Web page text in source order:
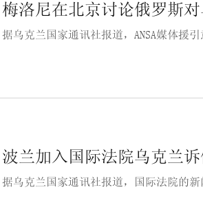
梅洛尼在北京讨论俄罗斯
据乌克兰国家通讯社报道，ANSA媒体援
波兰加入国际法院乌克兰
据乌克兰国家通讯社报道，国际法院的